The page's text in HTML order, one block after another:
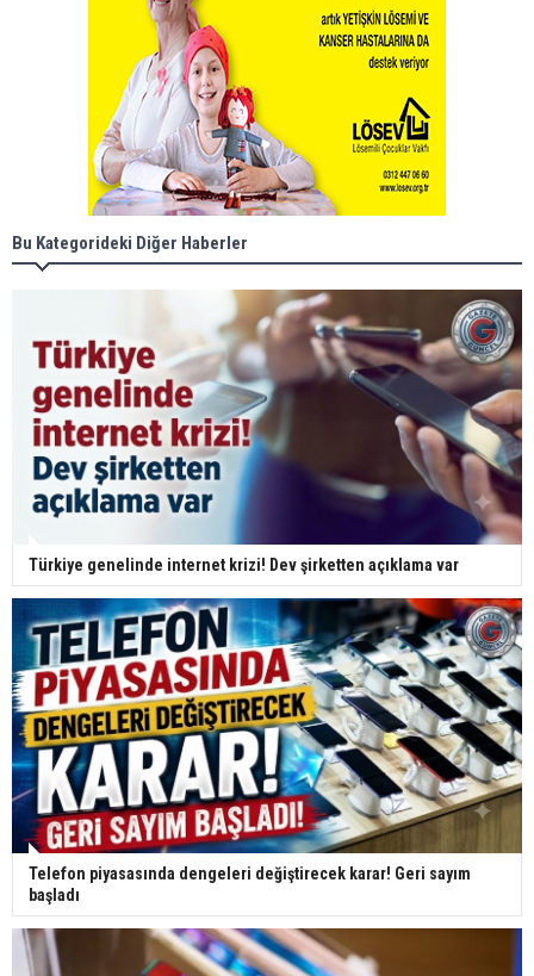
Bu Kategorideki Diğer Haberler
Türkiye genelinde internet krizi! Dev şirketten açıklama var
Telefon piyasasında dengeleri değiştirecek karar! Geri sayım
başladı